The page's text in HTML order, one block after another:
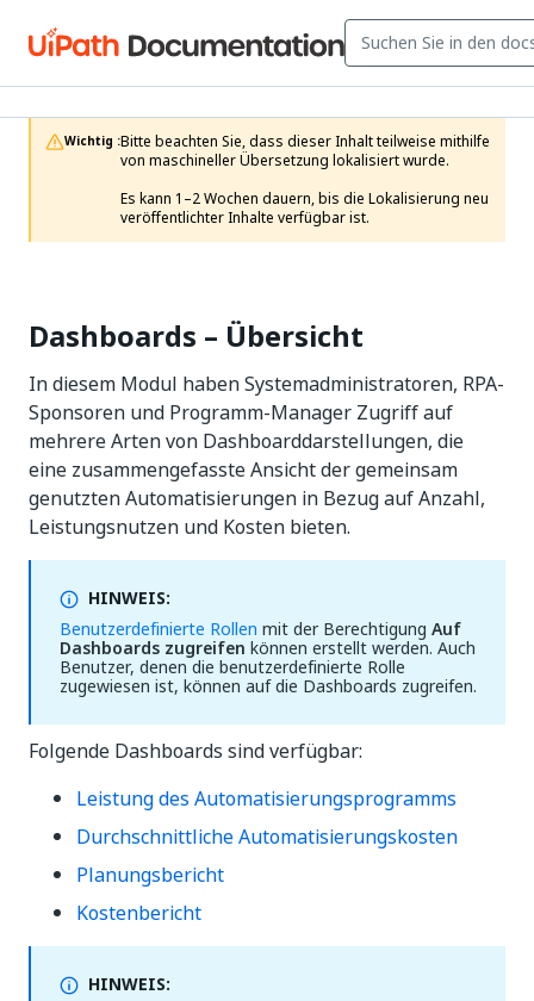
Wichtig :Bitte beachten Sie, dass dieser Inhalt teilweise mithilfe
von maschineller Übersetzung lokalisiert wurde.
Es kann 1–2 Wochen dauern, bis die Lokalisierung neu
veröffentlichter Inhalte verfügbar ist.
Dashboards – Übersicht
In diesem Modul haben Systemadministratoren, RPA-
Sponsoren und Programm-Manager Zugriff auf
mehrere Arten von Dashboarddarstellungen, die
eine zusammengefasste Ansicht der gemeinsam
genutzten Automatisierungen in Bezug auf Anzahl,
Leistungsnutzen und Kosten bieten.
HINWEIS:
Benutzerdefinierte Rollen mit der Berechtigung Auf
Dashboards zugreifen können erstellt werden. Auch
Benutzer, denen die benutzerdefinierte Rolle
zugewiesen ist, können auf die Dashboards zugreifen.
Folgende Dashboards sind verfügbar:
Leistung des Automatisierungsprogramms
Durchschnittliche Automatisierungskosten
Planungsbericht
Kostenbericht
HINWEIS: